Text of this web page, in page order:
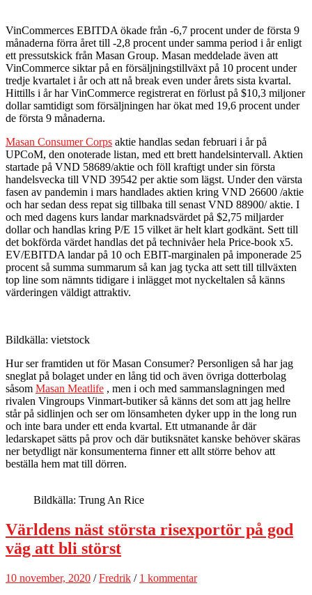
VinCommerces EBITDA ökade från -6,7 procent under de första 9
månaderna förra året till -2,8 procent under samma period i år enligt
ett pressutskick från Masan Group. Masan meddelade även att
VinCommerce siktar på en försäljningstillväxt på 10 procent under
tredje kvartalet i år och att nå break even under årets sista kvartal.
Hittills i år har VinCommerce registrerat en förlust på $10,3 miljoner
dollar samtidigt som försäljningen har ökat med 19,6 procent under
de första 9 månaderna.
Masan Consumer Corps aktie handlas sedan februari i år på
UPCoM, den onoterade listan, med ett brett handelsintervall. Aktien
startade på VND 58689/aktie och föll kraftigt under sin första
handelsvecka till VND 39542 per aktie som lägst. Under den värsta
fasen av pandemin i mars handlades aktien kring VND 26600 /aktie
och har sedan dess repat sig tillbaka till senast VND 88900/ aktie. I
och med dagens kurs landar marknadsvärdet på $2,75 miljarder
dollar och handlas kring P/E 15 vilket är helt klart godkänt. Sett till
det bokförda värdet handlas det på technivåer hela Price-book x5.
EV/EBITDA landar på 10 och EBIT-marginalen på imponerade 25
procent så summa summarum så kan jag tycka att sett till tillväxten
top line som nämnts tidigare i inlägget mot nyckeltalen så känns
värderingen väldigt attraktiv.
Bildkälla: vietstock
Hur ser framtiden ut för Masan Consumer? Personligen så har jag
sneglat på bolaget under en lång tid och även övriga dotterbolag
såsom Masan Meatlife , men i och med sammanslagningen med
rivalen Vingroups Vinmart-butiker så känns det som att jag hellre
står på sidlinjen och ser om lönsamheten dyker upp in the long run
och inte bara under ett enda kvartal. Ett utmanande år där
ledarskapet sätts på prov och där butiksnätet kanske behöver skäras
ner betydligt när konsumenterna finner ett allt större behov att
beställa hem mat till dörren.
Bildkälla: Trung An Rice
Världens näst största risexportör på god
väg att bli störst
10 november, 2020 /Fredrik / 1 kommentar